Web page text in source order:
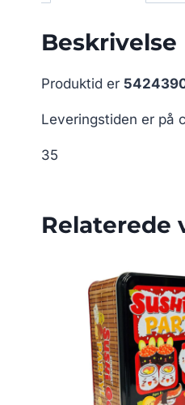
Beskrivelse
Produktid er
Leveringstiden er på
35
Relaterede